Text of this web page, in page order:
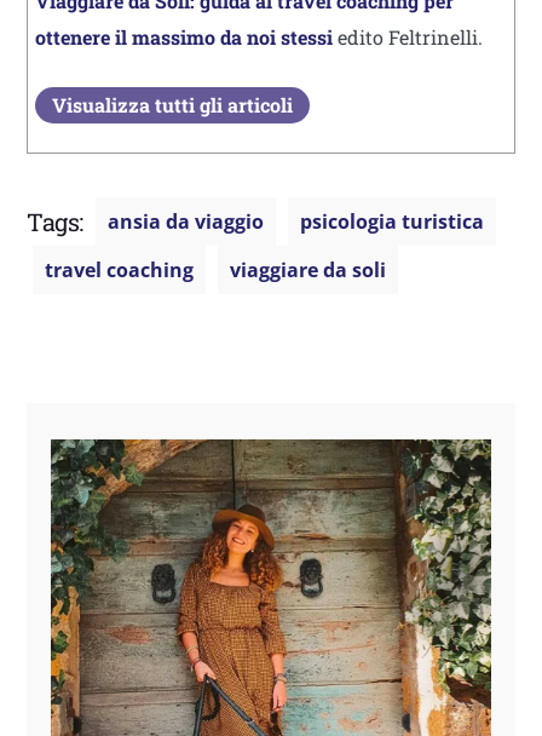
ottenere il massimo da noi stessiedito Feltrinelli.
Visualizza tutti gli articoli
Tags: ansia da viaggio
psicologia turistica
travel coaching
viaggiare da soli